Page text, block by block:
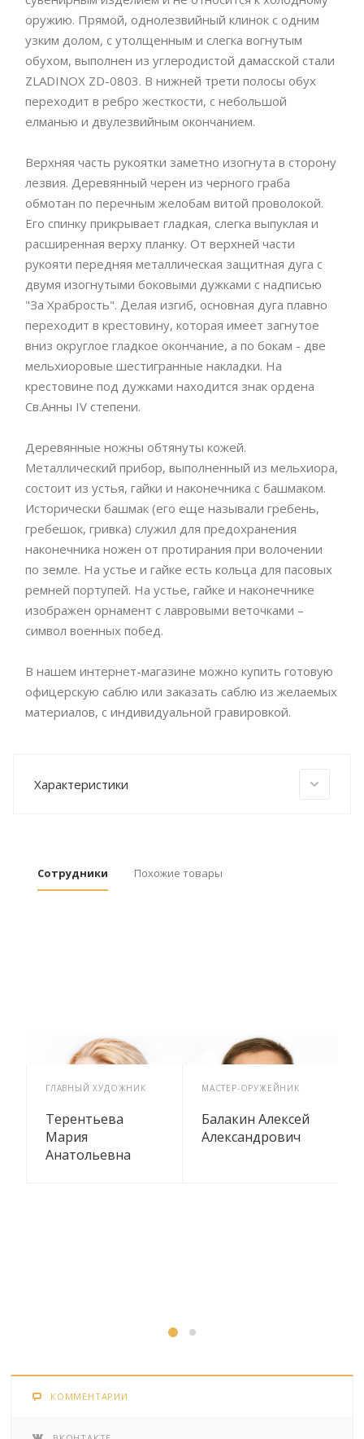
оружию. Прямой, однолезвийный клинок с одним
узким долом, с утолщенным и слегка вогнутым
обухом, выполнен из углеродистой дамасской стали
ZLADINOX ZD-0803. В нижней трети полосы обух
переходит в ребро жесткости, с небольшой
елманью и двулезвийным окончанием.
Верхняя часть рукоятки заметно изогнута в сторону
лезвия. Деревянный черен из черного граба
обмотан по перечным желобам витой проволокой.
Его спинку прикрывает гладкая, слегка выпуклая и
расширенная верху планку. От верхней части
рукояти передняя металлическая защитная дуга с
двумя изогнутыми боковыми дужками с надписью
"За Храбрость". Делая изгиб, основная дуга плавно
переходит в крестовину, которая имеет загнутое
вниз округлое гладкое окончание, а по бокам - две
мельхиоровые шестигранные накладки. На
крестовине под дужками находится знак ордена
Св.Анны IV степени.
Деревянные ножны обтянуты кожей.
Металлический прибор, выполненный из мельхиора,
состоит из устья, гайки и наконечника с башмаком.
Исторически башмак (его еще называли гребень,
гребешок, гривка) служил для предохранения
наконечника ножен от протирания при волочении
по земле. На устье и гайке есть кольца для пасовых
ремней портупей. На устье, гайке и наконечнике
изображен орнамент с лавровыми веточками –
символ военных побед.
В нашем интернет-магазине можно купить готовую
офицерскую саблю или заказать саблю из желаемых
материалов, с индивидуальной гравировкой.
Характеристики
Сотрудники Похожие товары
ГЛАВНЫЙ ХУДОЖНИК
Терентьева
Мария
Анатольевна
МАСТЕР-ОРУЖЕЙНИК
Балакин Алексей
Александрович
КОММЕНТАРИИ